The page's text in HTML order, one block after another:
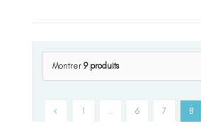
Montrer 9 produits
1 6 7 8